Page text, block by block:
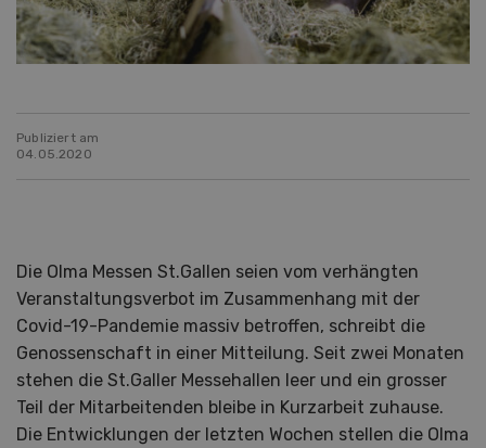
Publiziert am
04.05.2020
Die Olma Messen St.Gallen seien vom verhängten
Veranstaltungsverbot im Zusammenhang mit der
Covid-19-Pandemie massiv betroffen, schreibt die
Genossenschaft in einer Mitteilung. Seit zwei Monaten
stehen die St.Galler Messehallen leer und ein grosser
Teil der Mitarbeitenden bleibe in Kurzarbeit zuhause.
Die Entwicklungen der letzten Wochen stellen die Olma